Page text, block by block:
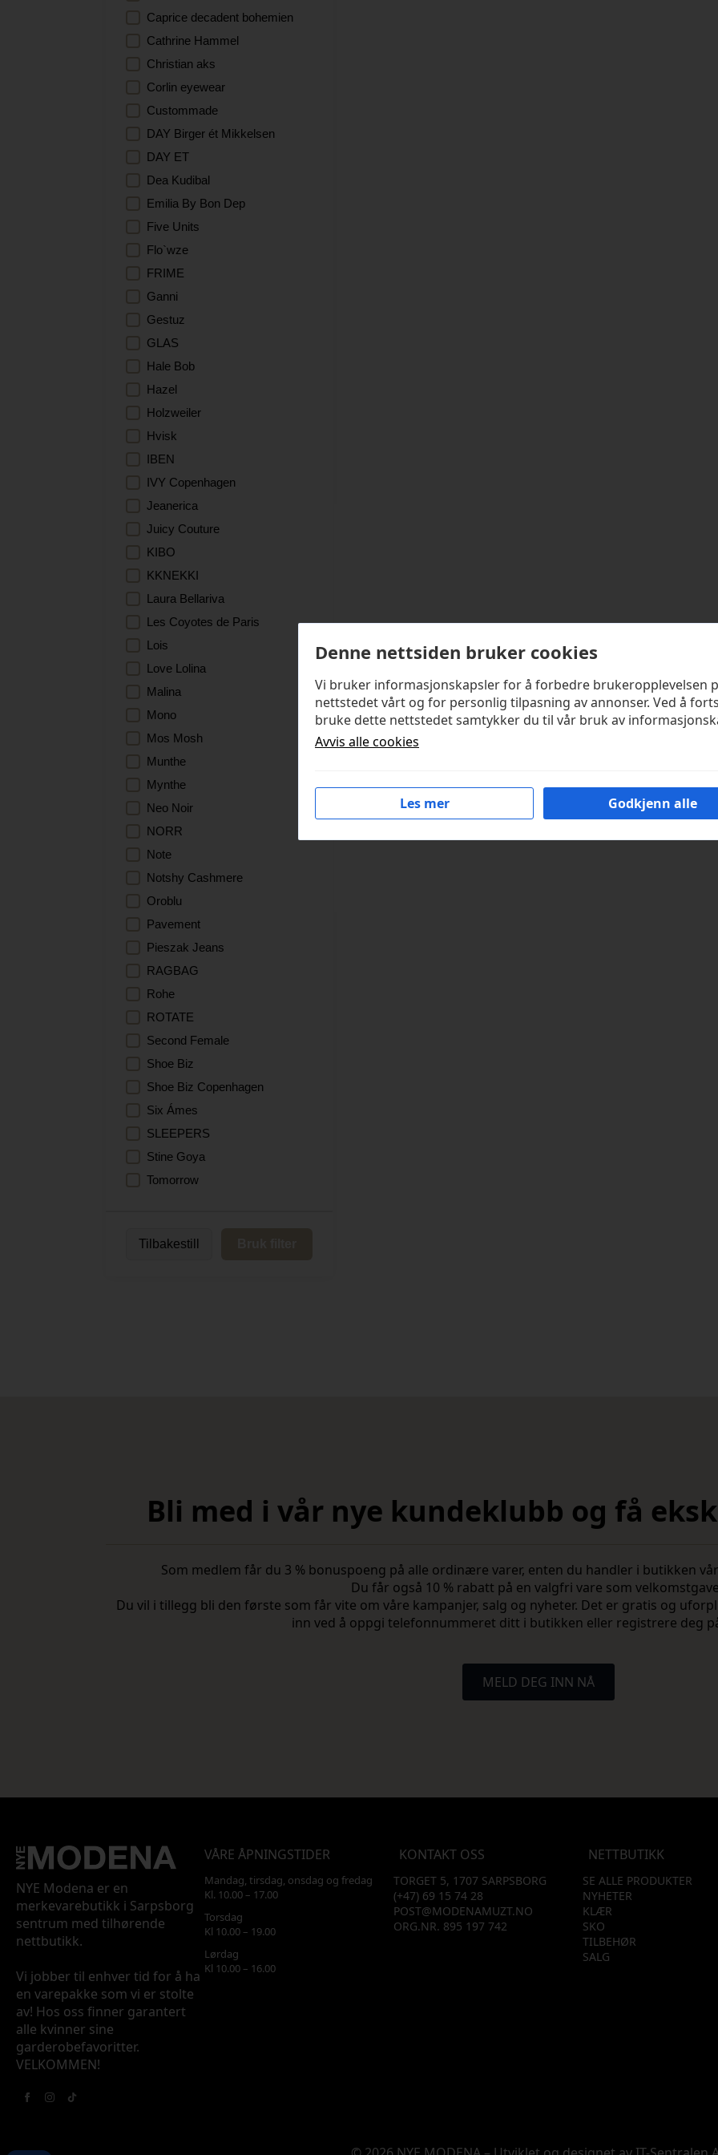
Jakker
Kåper
Smykker
Smykkeskrin
Solbriller
Strikker
Strømper og sokker
Toalettmapper
Veskecharm
Vesker
Votter
Caprice decadent bohemien
Cathrine Hammel
Christian aks
Corlin eyewear
Custommade
DAY Birger ét Mikkelsen
DAY ET
Dea Kudibal
Emilia By Bon Dep
Five Units
Flo`wze
FRIME
Ganni
Gestuz
GLAS
Hale Bob
Hazel
Holzweiler
Hvisk
IBEN
IVY Copenhagen
Jeanerica
Juicy Couture
KIBO
KKNEKKI
Laura Bellariva
Les Coyotes de Paris
Lois
Love Lolina
Malina
Mono
Mos Mosh
Munthe
Mynthe
Neo Noir
NORR
Note
Notshy Cashmere
Oroblu
Pavement
Pieszak Jeans
RAGBAG
Rohe
ROTATE
Second Female
Shoe Biz
Shoe Biz Copenhagen
Six Ámes
SLEEPERS
Stine Goya
Tomorrow
Tilbakestill
Bli med i vår nye kundeklubb og få
Som medlem får du 3 % bonuspoeng på alle ordinære varer, enten du handler i butikken
Du får også 10 % rabatt på en valgfri vare som
Du vil i tillegg bli den første som får vite om våre kampanjer, salg og nyheter. Det er gratis og
inn ved å oppgi telefonnummeret ditt i butikken eller registrere deg
MELD DEG INN NÅ
NYE Modena er en
merkevarebutikk i Sarpsborg
sentrum med tilhørende
nettbutikk.
Vi jobber til enhver tid for å ha
en varepakke som vi er stolte
av! Hos oss finner garantert
alle kvinner sine
garderobefavoritter.
VELKOMMEN!
VÅRE ÅPNINGSTIDER
Mandag, tirsdag, onsdag og fredag
Kl. 10.00 – 17.00
Torsdag
Kl 10.00 – 19.00
Lørdag
Kl 10.00 – 16.00
KONTAKT OSS
TORGET 5, 1707 SARPSBORG
(+47) 69 15 74 28
POST@MODENAMUZT.NO
ORG.NR. 895 197 742
NETTBUTIKK
SE ALLE PRODUKTER
NYHETER
KLÆR
SKO
TILBEHØR
SALG
Denne nettsiden bruker cookies
Vi bruker informasjonskapsler for å forbedre brukeropplevelsen
nettstedet vårt og for personlig tilpasning av annonser. Ved å
bruke dette nettstedet samtykker du til vår bruk av
Avvis alle cookies
Les mer Godkjenn alle